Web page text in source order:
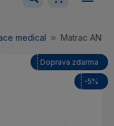
prázdny.
medical Matrac
-5%
Doprava zdarma